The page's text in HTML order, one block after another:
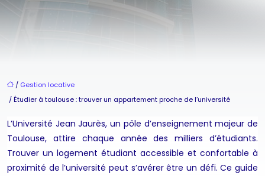
/ Gestion locative
/ Étudier à toulouse : trouver un appartement proche de l’université
L’Université Jean Jaurès, un pôle d’enseignement majeur de
Toulouse, attire chaque année des milliers d’étudiants.
Trouver un logement étudiant accessible et confortable à
proximité de l’université peut s’avérer être un défi. Ce guide